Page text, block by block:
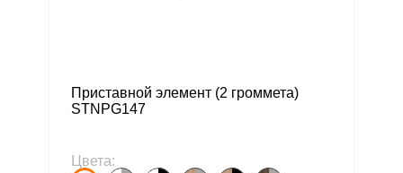
Приставной элемент (2 громмета)
STNPG147
Цвета: